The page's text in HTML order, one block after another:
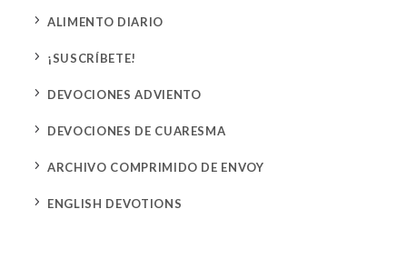
5 ALIMENTO DIARIO
5 ¡SUSCRÍBETE!
5 DEVOCIONES ADVIENTO
5 DEVOCIONES DE CUARESMA
5 ARCHIVO COMPRIMIDO DE ENVOY
5 ENGLISH DEVOTIONS